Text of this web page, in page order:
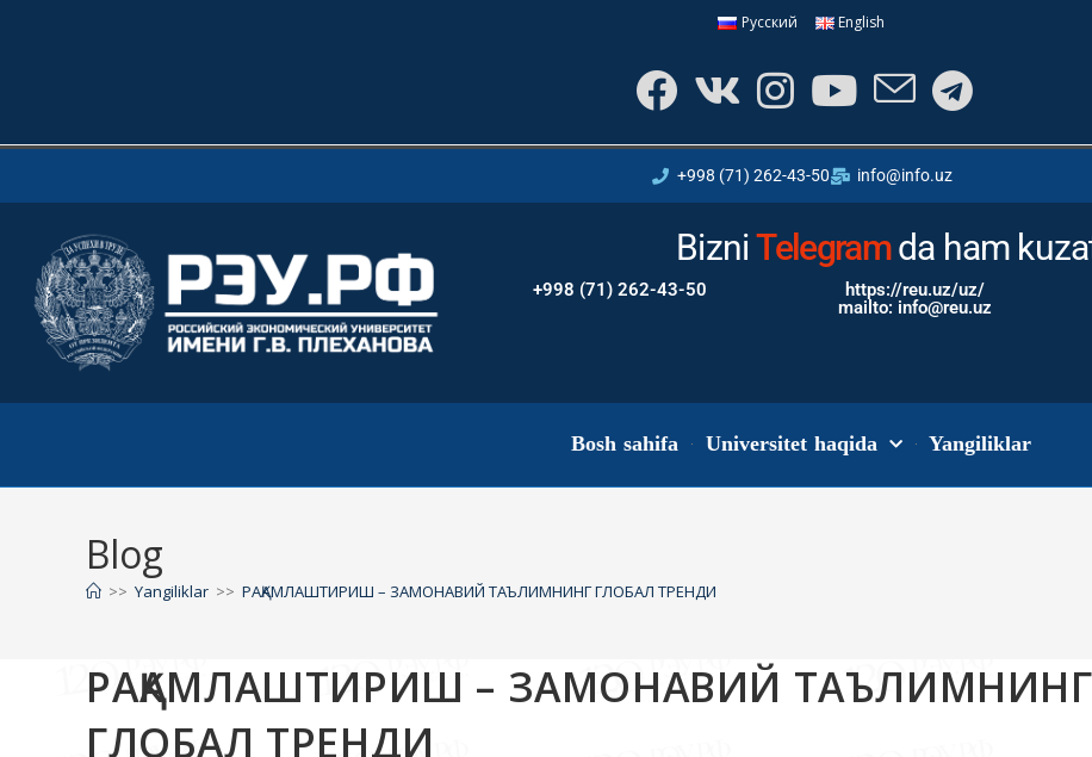
Русский English
+998 (71) 262-43-50 info@info.uz
Bizni Instagram da ham
+998 (71) 262-43-50
https://reu.uz/uz/
mailto: info@reu.uz
Bosh sahifa Universitet haqida Yangiliklar
Blog
>> Yangiliklar >> РАҚАМЛАШТИРИШ – ЗАМОНАВИЙ ТАЪЛИМНИНГ ГЛОБАЛ ТРЕНДИ
РАҚАМЛАШТИРИШ – ЗАМОНАВИЙ ТАЪЛИМНИНГ
ГЛОБАЛ ТРЕНДИ